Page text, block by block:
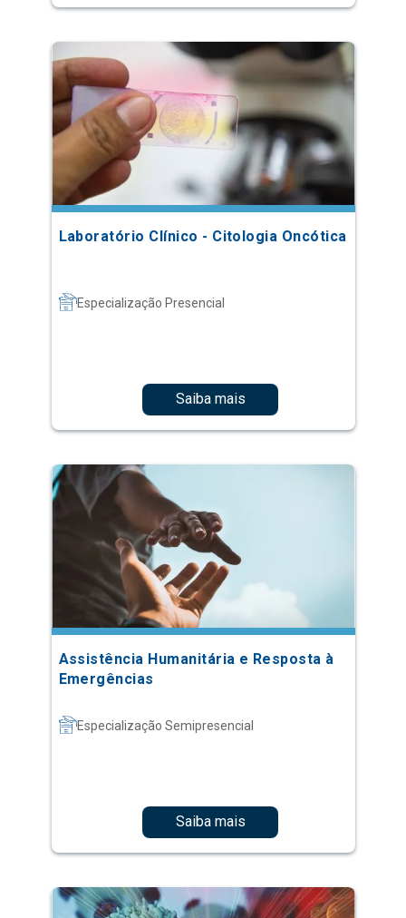
Laboratório Clínico - Citologia Oncótica
Especialização Presencial
Saiba mais
Assistência Humanitária e Resposta à
Emergências
Especialização Semipresencial
Saiba mais